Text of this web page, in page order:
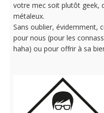
votre mec soit plutôt geek,
métaleux.
Sans oublier, évidemment,
pour nous (pour les
haha) ou pour offrir à sa